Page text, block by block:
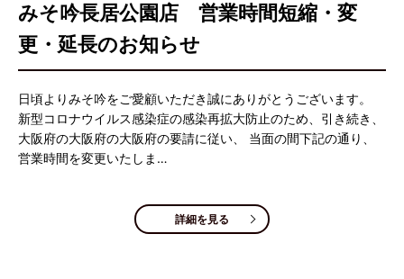
みそ吟長居公園店 営業時間短縮・変
更・延長のお知らせ
日頃よりみそ吟をご愛顧いただき誠にありがとうございます。
新型コロナウイルス感染症の感染再拡大防止のため、引き続き、
大阪府の大阪府の大阪府の要請に従い、 当面の間下記の通り、
営業時間を変更いたしま…
詳細を見る